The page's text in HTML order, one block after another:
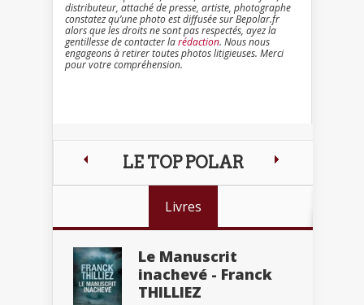
distributeur, attaché de presse, artiste, photographe
constatez qu’une photo est diffusée sur Bepolar.fr
alors que les droits ne sont pas respectés, ayez la
gentillesse de contacter larédaction. Nous nous
engageons à retirer toutes photos litigieuses. Merci
pour votre compréhension.
LE TOP POLAR
Livres
Le Manuscrit
inachevé - Franck
THILLIEZ